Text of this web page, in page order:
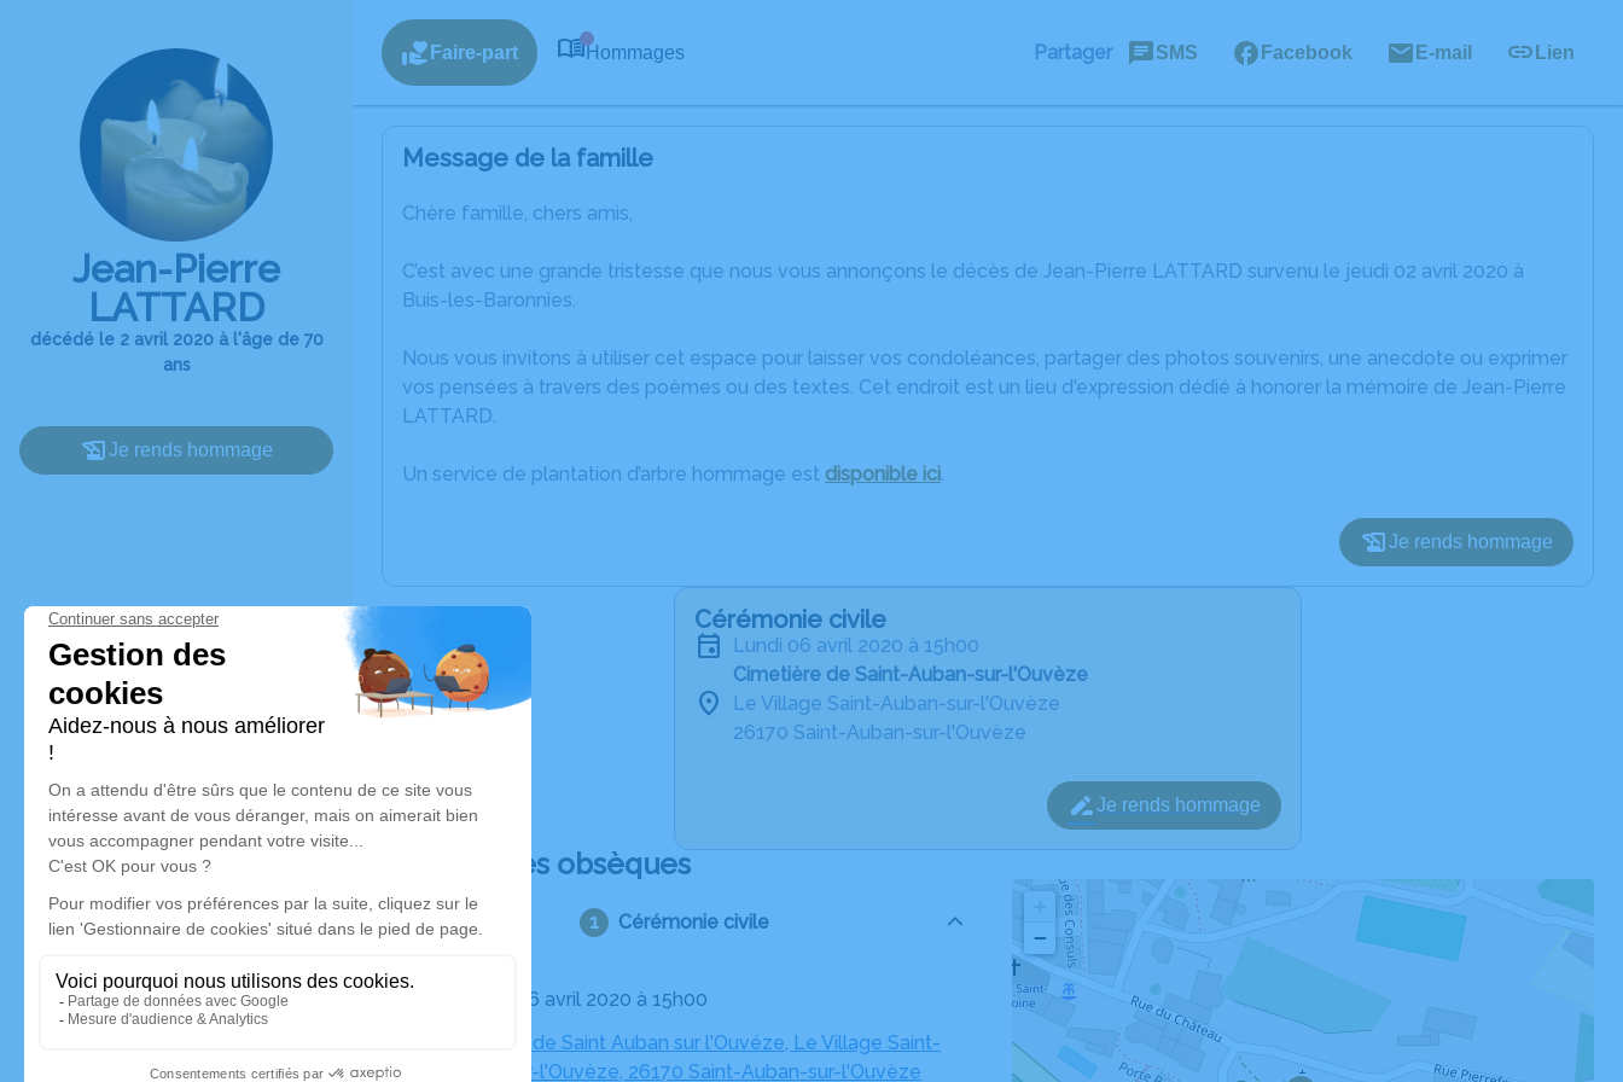
Jean-Pierre
LATTARD
décédé le 2 avril 2020 à l'âge de 70
ans
Je rends hommage
Faire-part Hommages Partager SMS Facebook E-mail Lien
Message de la famille
Chère famille, chers amis,
C’est avec une grande tristesse que nous vous annonçons le décès de Jean-Pierre LATTARD survenu le jeudi 02 avril 2020 à
Buis-les-Baronnies.
Nous vous invitons à utiliser cet espace pour laisser vos condoléances, partager des photos souvenirs, une anecdote ou exprimer
vos pensées à travers des poèmes ou des textes. Cet endroit est un lieu d'expression dédié à honorer la mémoire de Jean-Pierre
LATTARD.
Un service de plantation d’arbre hommage est disponible ici.
Je rends hommage
Cérémonie civile
lundi 06 avril 2020 à 15h00
Cimetière de Saint-Auban-sur-l'Ouvèze
Le Village Saint-Auban-sur-l'Ouvèze
26170 Saint-Auban-sur-l'Ouvèze
Je rends hommage
Déroulé des obsèques
Cérémonie civile
Le lundi 06 avril 2020 à 15h00
Cimetière de Saint Auban sur l'Ouvéze, Le Village Saint-
Auban-sur-l'Ouvèze, 26170 Saint-Auban-sur-l'Ouvèze
−